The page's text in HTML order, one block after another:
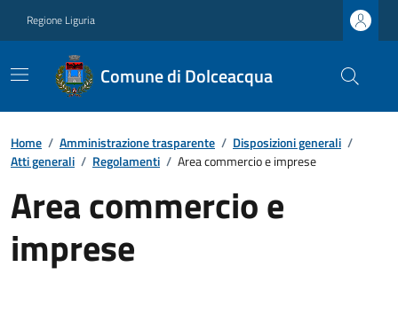
Regione Liguria
Comune di Dolceacqua
Home / Amministrazione trasparente / Disposizioni generali /
Atti generali / Regolamenti / Area commercio e imprese
Area commercio e
imprese